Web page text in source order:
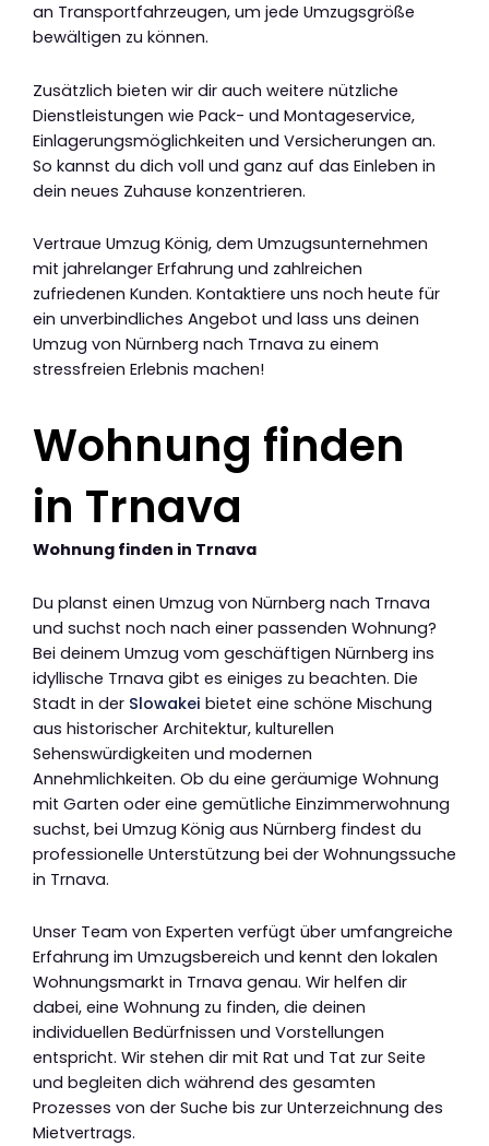
an Transportfahrzeugen, um jede Umzugsgröße
bewältigen zu können.
Zusätzlich bieten wir dir auch weitere nützliche
Dienstleistungen wie Pack- und Montageservice,
Einlagerungsmöglichkeiten und Versicherungen an.
So kannst du dich voll und ganz auf das Einleben in
dein neues Zuhause konzentrieren.
Vertraue Umzug König, dem Umzugsunternehmen
mit jahrelanger Erfahrung und zahlreichen
zufriedenen Kunden. Kontaktiere uns noch heute für
ein unverbindliches Angebot und lass uns deinen
Umzug von Nürnberg nach Trnava zu einem
stressfreien Erlebnis machen!
Wohnung finden
in Trnava
Wohnung finden in Trnava
Du planst einen Umzug von Nürnberg nach Trnava
und suchst noch nach einer passenden Wohnung?
Bei deinem Umzug vom geschäftigen Nürnberg ins
idyllische Trnava gibt es einiges zu beachten. Die
Stadt in der Slowakei bietet eine schöne Mischung
aus historischer Architektur, kulturellen
Sehenswürdigkeiten und modernen
Annehmlichkeiten. Ob du eine geräumige Wohnung
mit Garten oder eine gemütliche Einzimmerwohnung
suchst, bei Umzug König aus Nürnberg findest du
professionelle Unterstützung bei der Wohnungssuche
in Trnava.
Unser Team von Experten verfügt über umfangreiche
Erfahrung im Umzugsbereich und kennt den lokalen
Wohnungsmarkt in Trnava genau. Wir helfen dir
dabei, eine Wohnung zu finden, die deinen
individuellen Bedürfnissen und Vorstellungen
entspricht. Wir stehen dir mit Rat und Tat zur Seite
und begleiten dich während des gesamten
Prozesses von der Suche bis zur Unterzeichnung des
Mietvertrags.